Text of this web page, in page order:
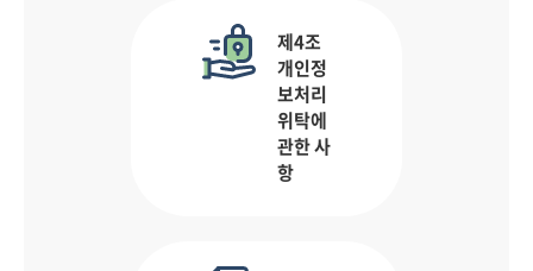
제4조
개인정
보처리
위탁에
관한 사
항